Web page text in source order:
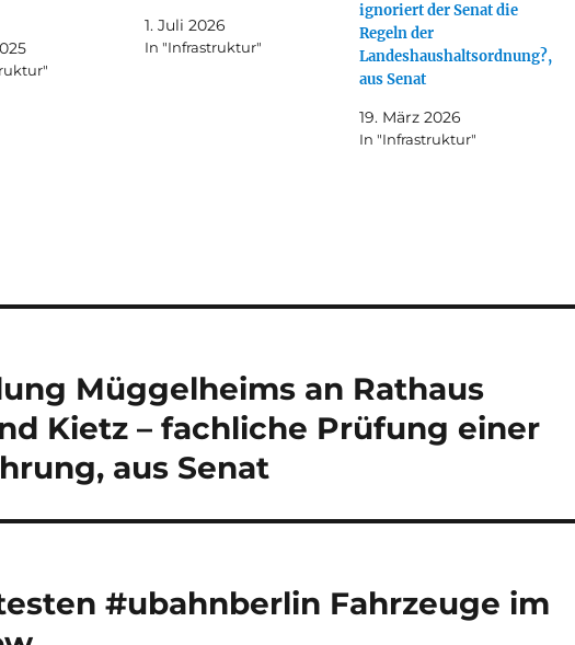
1. Juli 2026
In "Infrastruktur"
ignoriert der Senat die
Regeln der
Landeshaushaltsordnung?,
aus Senat
19. März 2026
In "Infrastruktur"
Müggelheims an Rathaus
Kietz – fachliche Prüfung einer
aus Senat
#ubahnberlin Fahrzeuge im